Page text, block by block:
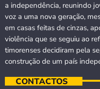
a independência, reunindo
voz a uma nova geração,
em casas feitas de cinzas,
violência que se seguiu ao
timorenses decidiram pela
construção de um país
CONTACTOS